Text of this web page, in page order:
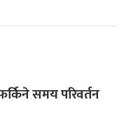
समय परिवर्तन